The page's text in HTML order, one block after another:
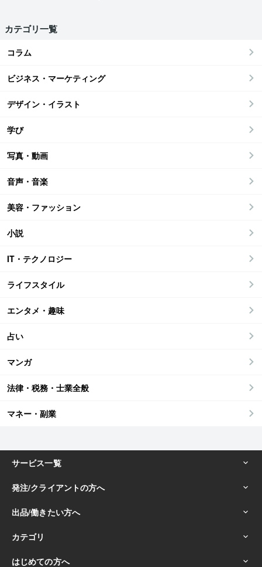
カテゴリ一覧
コラム
ビジネス・マーケティング
デザイン・イラスト
学び
写真・動画
音声・音楽
美容・ファッション
小説
IT・テクノロジー
ライフスタイル
エンタメ・趣味
占い
マンガ
法律・税務・士業全般
マネー・副業